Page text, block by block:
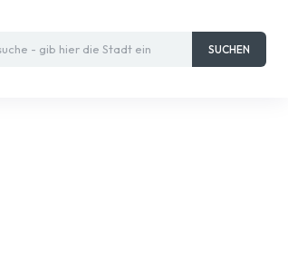
- gib hier die Stadt ein SUCHEN